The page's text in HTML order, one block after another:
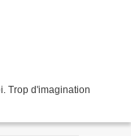
Trop d'imagination